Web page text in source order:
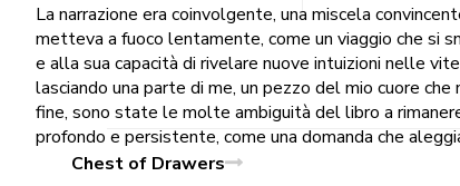
Chest of Drawers
La narrazione era coinvolgente, una miscela
metteva a fuoco lentamente, come un viaggio che si
e alla sua capacità di rivelare nuove intuizioni nelle
lasciando una parte di me, un pezzo del mio cuore
fine, sono state le molte ambiguità del libro a
profondo e persistente, come una domanda che